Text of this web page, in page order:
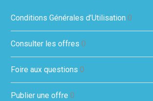
Conditions Générales d’Utilisation 0
Consulter les offres 0
Foire aux questions 0
Publier une offre 0